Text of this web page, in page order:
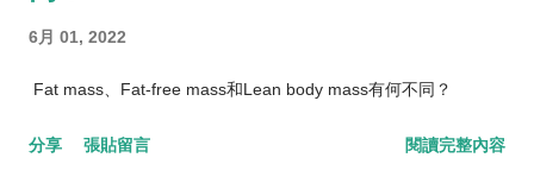
6月 01, 2022
Fat mass、Fat-free mass和Lean body mass有何不同？
分享 張貼留言 閱讀完整內容